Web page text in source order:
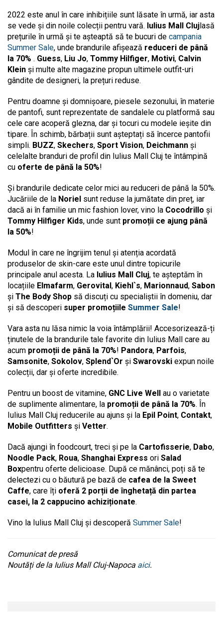
2022 este anul în care inhibițiile sunt lăsate în urmă, iar asta
se vede și din noile colecții pentru vară. Iulius Mall Clujlasă
prețurile în urmă și te așteaptă să te bucuri de campania
Summer Sale, unde brandurile afișează reduceri de până
la 70% . Guess, Liu Jo, Tommy Hilfiger, Motivi, Calvin
Klein și multe alte magazine propun ultimele outfit-uri
gândite de designeri, la prețuri reduse.
Pentru doamne și domnișoare, piesele sezonului, în materie
de pantofi, sunt reprezentate de sandalele cu platformă sau
cele care acoperă glezna, dar și tocuri cu modele ieșite din
tipare. În schimb, bărbații sunt așteptați să încerce pantofii
simpli. BUZZ, Skechers, Sport Vision, Deichmann și
celelalte branduri de profil din Iulius Mall Cluj te întâmpină
cu oferte de până la 50%!
Și brandurile dedicate celor mici au reduceri de până la 50%.
Jucăriile de la Noriel sunt reduse la jumătate din preț, iar
dacă ai în familie un mic fashion lover, vino la Cocodrillo și
Tommy Hilfiger Kids, unde sunt promoții ce ajung până
la 50%!
Modul în care ne îngrijim tenul și atenția acordată
produselor de skin-care este unul dintre topicurile
principale anul acesta. La Iulius Mall Cluj, te așteptăm în
locațiile Elmafarm, Gerovital, Kiehl`s, Marionnaud, Sabon
și The Body Shop să discuți cu specialiștii în domeniu, dar
și să descoperi super promoțiile Summer Sale!
Vara asta nu lăsa nimic la voia întâmplării! Accesorizează-ți
ținutele de la brandurile tale favorite din Iulius Mall care au
acum promoții de până la 70%! Pandora, Parfois,
Samsonite, Sokolov, Splend`Or și Swarovski expun noile
colecții, dar și oferte incredibile.
Pentru un boost de vitamine, GNC Live Well au o varietate
de suplimente alimentare, la promoții de până la 70%. În
Iulius Mall Cluj reducerile au ajuns și la Epil Point, Contakt,
Mobile Outfitters și Vetter.
Dacă ajungi în foodcourt, treci și pe la Cartofisserie, Dabo,
Noodle Pack, Roua, Shanghai Express ori Salad
Boxpentru oferte delicioase. După ce mănânci, poți să te
delectezi cu o băutură pe bază de cafea de la Sweet
Caffe, care îți oferă 2 porții de înghetață din partea
casei, la 2 cappucino achiziționate.
Vino la Iulius Mall Cluj și descoperă Summer Sale!
Comunicat de presă
Noutăți de la Iulius Mall Cluj-Napoca aici.